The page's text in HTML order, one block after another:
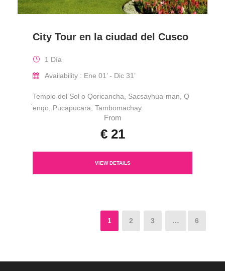
City Tour en la ciudad del Cusco
1 Día
Availability : Ene 01’ - Dic 31’
Templo del Sol o Qoricancha, Sacsayhua-man, Q
́enqo, Pucapucara, Tambomachay.
From
€ 21
VIEW DETAILS
1 2 3 … 6